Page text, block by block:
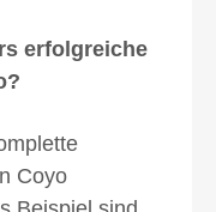
erfolgreiche
Coyo